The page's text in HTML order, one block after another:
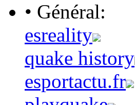
• Général:
esreality
quake history
esportactu.fr